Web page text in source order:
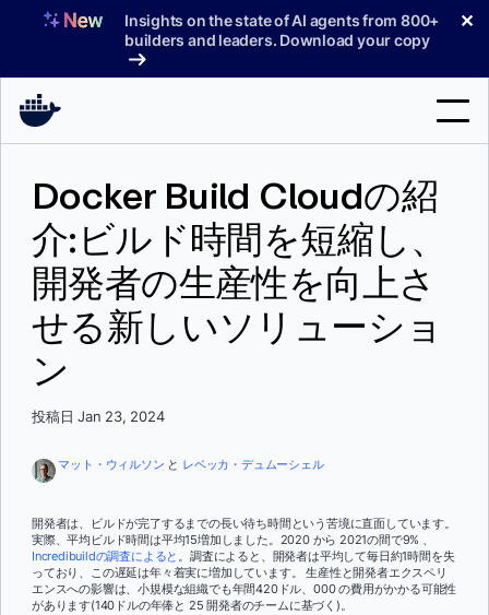
へ
Insights on the state of AI agents from 800+
builders and leaders. Download your copy
✕
製品
サポート
料金プラン
ブログ
索
Docker Build Cloudの紹
介:ビルド時間を短縮し、
開発者の生産性を向上さ
せる新しいソリューショ
ン
投稿日 Jan 23, 2024
マット・ウィルソン と レベッカ・デュムーシェル
開発者は、ビルドが完了するまでの長い待ち時間という苦境に直面しています。
実際、平均ビルド時間は平均15増加しました。2020 から 2021の間で9% 、
Incredibuildの調査によると 。調査によると、開発者は平均して毎日約1時間を失
っており、この遅延は年々着実に増加しています。 生産性と開発者エクスペリ
エンスへの影響は、小規模な組織でも年間420ドル、000 の費用がかかる可能性
があります(140ドルの年俸と 25 開発者のチームに基づく)。